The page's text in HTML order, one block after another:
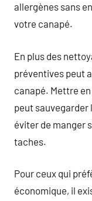
allergènes sans
votre canapé.
En plus des
préventives peut
canapé. Mettre
peut
éviter de manger
taches.
Pour ceux qui
économique, il